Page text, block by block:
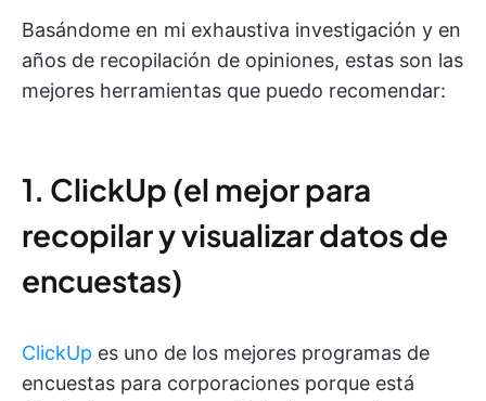
Basándome en mi exhaustiva investigación y en
años de recopilación de opiniones, estas son las
mejores herramientas que puedo recomendar:
1. ClickUp (el mejor para
recopilar y visualizar datos de
encuestas)
ClickUp es uno de los mejores programas de
encuestas para corporaciones porque está